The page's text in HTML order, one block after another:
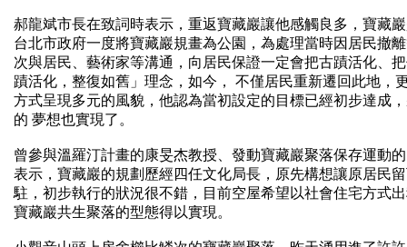
郝龍斌市長在致詞時表示，重返寶藏巖讓他感觸良多，寶藏
台北市政府一度將寶藏巖規畫為公園，為處理當時因居民撤
次與居民、藝術家等溝通，向居民保證一定會把古蹟活化、
蹟活化，整復如舊」理念，如今， 不僅居民重新遷回此地，
方式呈現多元的風貌，他認為當初設定的目標已經初步達成
的 夢想也實現了。
曾參與溫羅汀計畫的康旻杰教授、發動寶藏巖聚落保存運動
表示，寶藏巖的規劃歷經四任文化局長，原先構想讓原居民
駐，初步執行的狀況很不錯，目前空屋希望以社會住宅方式
寶藏巖共生聚落的型態得以實現。